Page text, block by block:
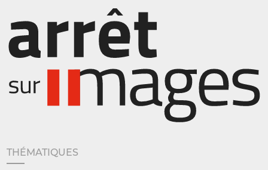
THÉMATIQUES